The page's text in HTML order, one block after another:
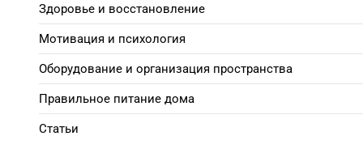
Здоровье и восстановление
Мотивация и психология
Оборудование и организация пространства
Правильное питание дома
Статьи